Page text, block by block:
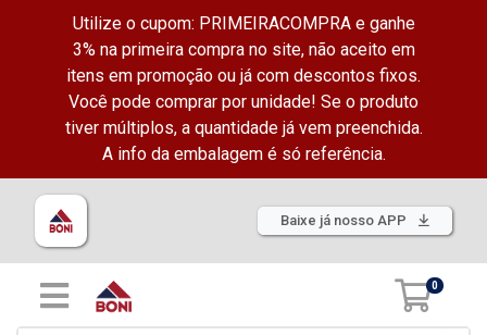
Utilize o cupom: PRIMEIRACOMPRA e ganhe
3% na primeira compra no site, não aceito em
itens em promoção ou já com descontos fixos.
Você pode comprar por unidade! Se o produto
tiver múltiplos, a quantidade já vem preenchida.
A info da embalagem é só referência.
Baixe já nosso APP
0